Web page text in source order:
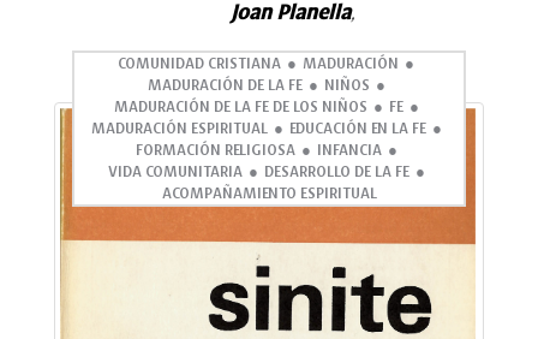
Joan Planella,
COMUNIDAD CRISTIANA
MADURACIÓN
MADURACIÓN DE LA FE
NIÑOS
MADURACIÓN DE LA FE DE LOS NIÑOS
FE
MADURACIÓN ESPIRITUAL
EDUCACIÓN EN LA FE
FORMACIÓN RELIGIOSA
INFANCIA
VIDA COMUNITARIA
DESARROLLO DE LA FE
ACOMPAÑAMIENTO ESPIRITUAL